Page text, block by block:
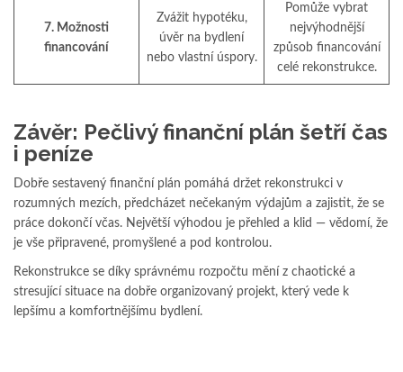
7. Možnosti
financování
Zvážit hypotéku,
úvěr na bydlení
nebo vlastní úspory.
Pomůže vybrat
nejvýhodnější
způsob financování
celé rekonstrukce.
Závěr: Pečlivý finanční plán šetří čas
i peníze
Dobře sestavený finanční plán pomáhá držet rekonstrukci v
rozumných mezích, předcházet nečekaným výdajům a zajistit, že se
práce dokončí včas. Největší výhodou je přehled a klid — vědomí, že
je vše připravené, promyšlené a pod kontrolou.
Rekonstrukce se díky správnému rozpočtu mění z chaotické a
stresující situace na dobře organizovaný projekt, který vede k
lepšímu a komfortnějšímu bydlení.